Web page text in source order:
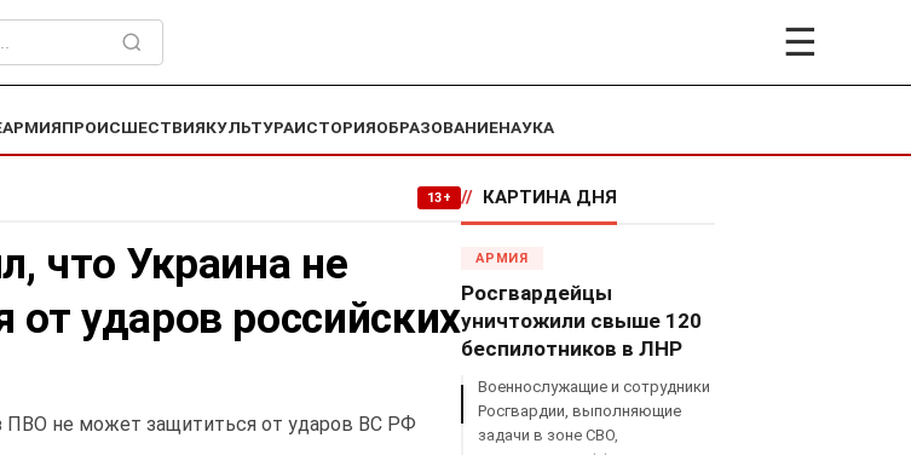
☰
АРМИЯПРОИСШЕСТВИЯКУЛЬТУРАИСТОРИЯОБРАЗОВАНИЕНАУКА
13+
что Украина не
ударов российских
ПВО не может защититься от ударов ВС РФ
// КАРТИНА ДНЯ
АРМИЯ
Росгвардейцы
уничтожили свыше 120
беспилотников в ЛНР
Военнослужащие и сотрудники
Росгвардии, выполняющие
задачи в зоне СВО,